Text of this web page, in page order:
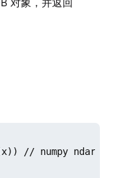
// numpy ndarray